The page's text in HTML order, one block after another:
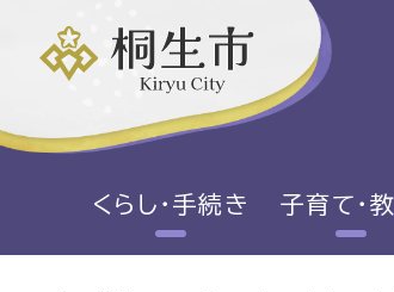
くらし・手続き 子育て・